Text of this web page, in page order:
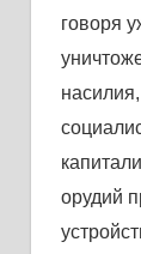
говоря
орудий